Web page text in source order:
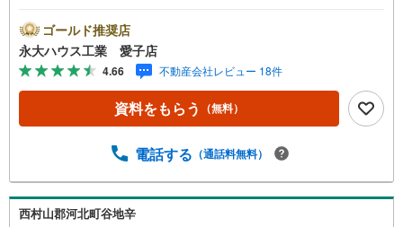
心に宮城県内の多数店舗で展開中！こちらでは当社の強み
を大きく2つに分けてご紹介！1.＜豊富な不動産知識＞戸
建・マンション・土地...と種別を問わず不動産を取り扱っ
ております。更に教育施設や商業施設、子育て環境や行政
などの地域情報を総合し、お客様により良い物件選びをし
て頂けるよう、しっかりとサポートさせて頂きます。2.＜
し】【リフォーム】など住宅に関する様々なご質問はもち
も、誠心誠意ご説明させて頂きます。各店舗ではキッズス
ペースも完備！お子様連れのご家族様で是非お越しくださ
ゴールド推奨店
永大ハウス工業 愛子店
4.66 不動産会社レビュー 18件
資料をもらう （無料）
電話する （通話料無料）
西村山郡河北町谷地辛